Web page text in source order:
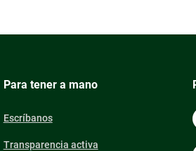
Para tener a mano
Escríbanos
Transparencia activa